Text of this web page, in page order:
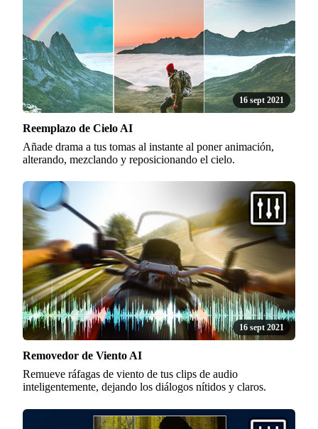
16 sept 2021
Reemplazo de Cielo AI
Añade drama a tus tomas al instante al poner animación,
alterando, mezclando y reposicionando el cielo.
16 sept 2021
Removedor de Viento AI
Remueve ráfagas de viento de tus clips de audio
inteligentemente, dejando los diálogos nítidos y claros.